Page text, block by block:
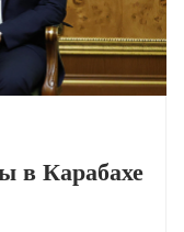
в Карабахе